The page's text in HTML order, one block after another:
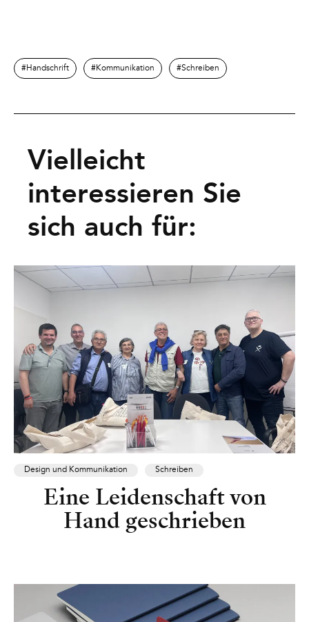
Handschrift Kommunikation Schreiben
Vielleicht
interessieren Sie
sich auch für:
Design und Kommunikation Schreiben
Eine Leidenschaft von
Hand geschrieben